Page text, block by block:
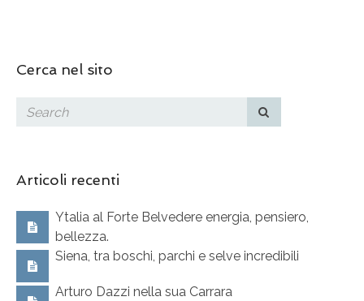
Cerca nel sito
Articoli recenti
Ytalia al Forte Belvedere energia, pensiero,
bellezza.
Siena, tra boschi, parchi e selve incredibili
Arturo Dazzi nella sua Carrara